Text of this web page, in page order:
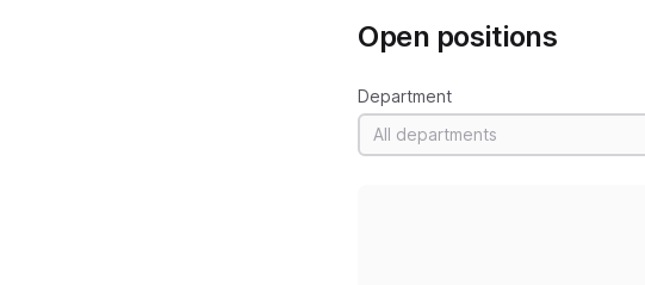
Open positions
Department
All departments